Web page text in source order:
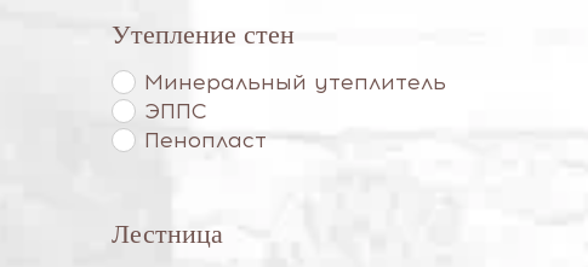
Утепление стен
Минеральный утеплитель
ЭППС
Пенопласт
Лестница